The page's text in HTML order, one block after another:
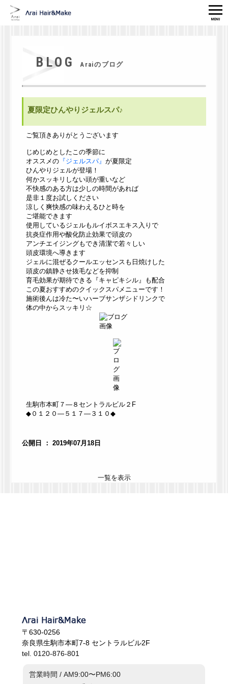
MENU
CONCEPT
MAKE/ESTE
ITEM ACCESS
TEL
BLOG Araiのブログ
夏限定ひんやりジェルスパ♪
ご覧頂きありがとうございます
じめじめとしたこの季節に
オススメの『ジェルスパ』 が夏限定
ひんやりジェルが登場！
何かスッキリしない頭が重いなど
不快感のある方は少しの時間があれば
是非１度お試しください
涼しく爽快感の味わえるひと時を
ご堪能できます
使用しているジェルもルイボスエキス入りで
抗炎症作用や酸化防止効果で頭皮の
アンチエイジングもでき清潔で若々しい
頭皮環境へ導きます
ジェルに混ぜるクールエッセンスも日焼けした
頭皮の鎮静させ抜毛などを抑制
育毛効果が期待できる『キャピキシル』も配合
この夏おすすめのクイックスパメニューです！
施術後んは冷た〜いハーブサンザシドリンクで
体の中からスッキリ☆
生駒市本町７―８セントラルビル２F
◆０１２０―５１７―３１０◆
公開日 ： 2019年07月18日
一覧を表示
〒630-0256
奈良県生駒市本町7-8 セントラルビル2F
tel. 0120-876-801
営業時間 / AM9:00〜PM6:00